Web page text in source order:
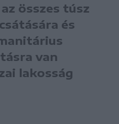
összes túsz
és
van
lakosság